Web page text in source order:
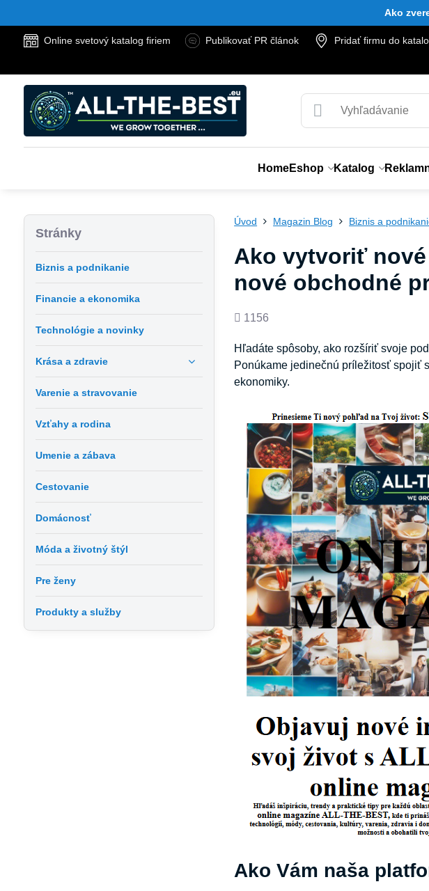
Ako
Online svetový katalog firiem Publikovať PR článok
Pridať firmu do
HomeEshop Katalog
Úvod Magazin Blog Biznis a
Ako vytvoriť
nové obchodné
Počet
1156
Hľadáte spôsoby, ako rozšíriť svoje
Ponúkame jedinečnú príležitosť spojiť
ekonomiky.
Ako Vám naša
Stránky
Biznis a podnikanie
Financie a ekonomika
Technológie a novinky
Krása a zdravie
Varenie a stravovanie
Vzťahy a rodina
Umenie a zábava
Cestovanie
Domácnosť
Móda a životný štýl
Pre ženy
Produkty a služby